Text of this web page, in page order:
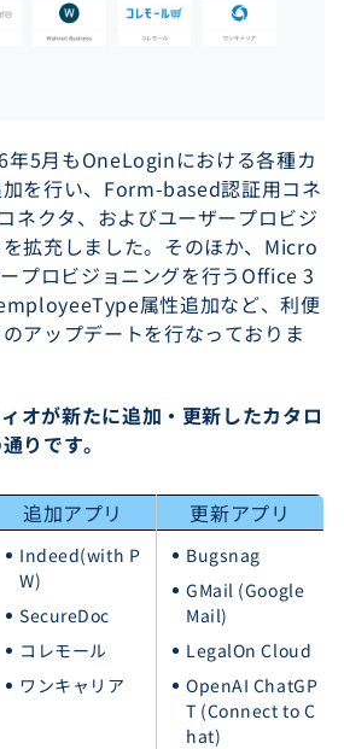
年5月もOneLoginにおける各種カ
を行い、Form-based認証用コネ
ネクタ、およびユーザープロビジ
拡充しました。そのほか、Micro
プロビジョニングを行うOffice 3
属性追加など、利便
アップデートを行なっておりま
オが新たに追加・更新したカタロ
りです。
追加アプリ
更新アプリ
Indeed(with P
W)
SecureDoc
コレモール
ワンキャリア
Bugsnag
GMail (Google
Mail)
LegalOn Cloud
OpenAI ChatGP
T (Connect to C
hat)